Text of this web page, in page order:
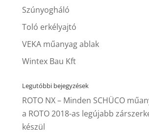
Szúnyogháló
Toló erkélyajtó
VEKA műanyag ablak
Wintex Bau Kft
Legutóbbi bejegyzések
ROTO NX – Minden SCHÜCO
a ROTO 2018-as legújabb
készül